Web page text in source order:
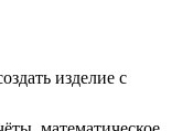
изделие с